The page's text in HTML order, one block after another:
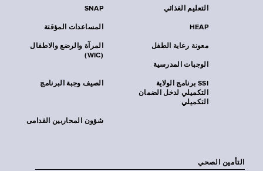
SNAP التعليم الغذائي
المساعدات المؤقتة HEAP
المرآة والرضع والاطفال
(WIC)
معونة رعاية الطفل
الوجبات المدرسية
الصيف وجبة البرنامج
SSI برنامج الولاية
التكميلي لدخل الضمان
التكميلي
شؤون المحاربين القدامى
التأمين الصحي